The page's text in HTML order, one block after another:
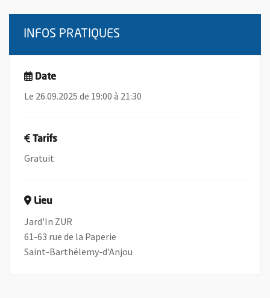
INFOS PRATIQUES
Date
Le 26.09.2025 de 19:00 à 21:30
Tarifs
Gratuit
Lieu
Jard'In ZUR
61-63 rue de la Paperie
Saint-Barthélemy-d'Anjou